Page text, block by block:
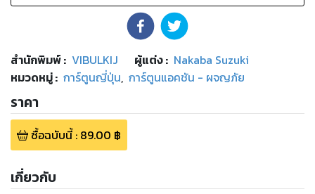
สำนักพิมพ์: VIBULKIJ ผู้แต่ง : Nakaba Suzuki
หมวดหมู่: การ์ตูนญี่ปุ่น, การ์ตูนแอคชัน - ผจญภัย
ราคา
ซื้อฉบับนี้: 89.00 ฿
เกี่ยวกับ